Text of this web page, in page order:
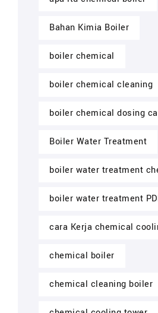
Bahan Kimia Boiler
boiler chemical
boiler chemical cleaning
boiler chemical dosing
Boiler Water Treatment
boiler water treatment
boiler water treatment
cara Kerja chemical
chemical boiler
chemical cleaning boiler